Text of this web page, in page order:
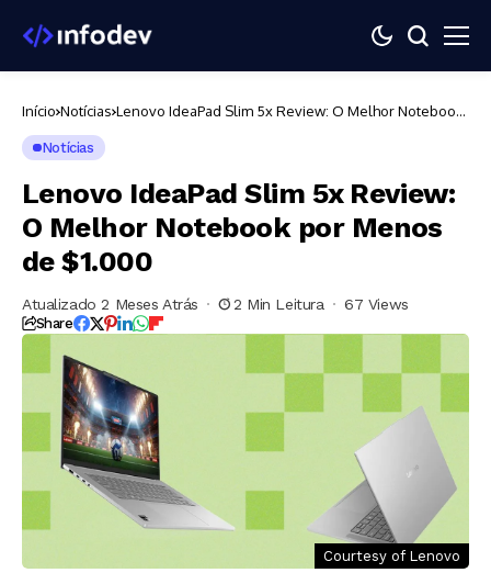
Início Notícias Lenovo IdeaPad Slim 5x Review: O Melhor Notebook
Notícias
Lenovo IdeaPad Slim 5x Review:
O Melhor Notebook por Menos
de $1.000
Atualizado 2 Meses Atrás 2 Min Leitura 67 Views
Share
Courtesy of Lenovo